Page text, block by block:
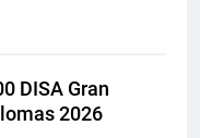
DISA Gran
2026